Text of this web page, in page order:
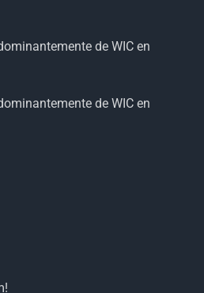
de WIC en
de WIC en